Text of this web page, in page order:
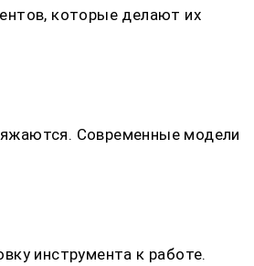
которые делают их
Современные модели
инструмента к работе.